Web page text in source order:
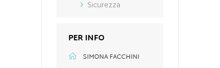
Sicurezza
PER INFO
SIMONA FACCHINI